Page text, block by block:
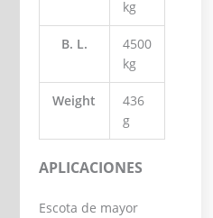
kg
B. L.
4500
kg
Weight
436
g
APLICACIONES
Escota de mayor